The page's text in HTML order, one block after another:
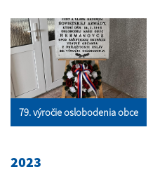
79. výročie oslobodenia obce
2023